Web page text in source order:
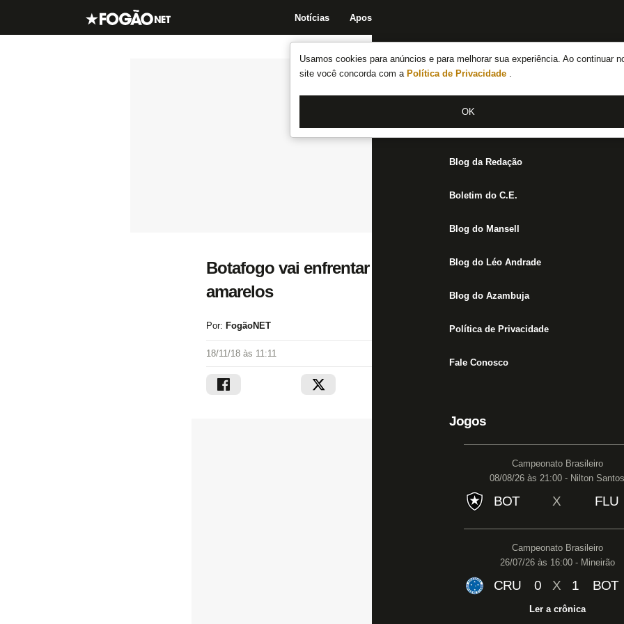
Usamos cookies para anúncios e para melhorar sua experiência. Ao continuar
site você concorda com a Política de Privacidade .
OK
Notícias Apostas
Notícias do Botafogo
Fórum
Jogos
Blog da Redação
Boletim do C.E.
Blog do Mansell
Blog do Léo Andrade
Blog do Azambuja
Política de Privacidade
Fale Conosco
Jogos
Campeonato Brasileiro
08/08/26 às 21:00 - Nilton Santos
BOT X FLU
Campeonato Brasileiro
26/07/26 às 16:00 - Mineirão
CRU 0 X 1 BOT
Ler a crônica
Botafogo vai enfrentar o Inter com seis titulares
amarelos
Por: FogãoNET
18/11/18 às 11:11